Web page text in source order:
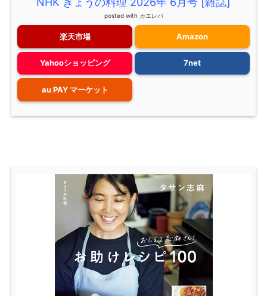
posted with カエレバ
楽天市場 Amazon
Yahooショッピング 7net
au PAY マーケット